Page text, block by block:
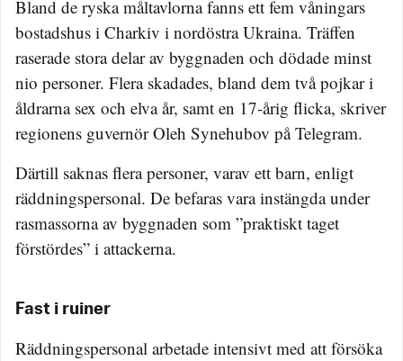
Bland de ryska måltavlorna fanns ett fem våningars
bostadshus i Charkiv i nordöstra Ukraina. Träffen
raserade stora delar av byggnaden och dödade minst
nio personer. Flera skadades, bland dem två pojkar i
åldrarna sex och elva år, samt en 17-årig flicka, skriver
regionens guvernör Oleh Synehubov på Telegram.
Därtill saknas flera personer, varav ett barn, enligt
räddningspersonal. De befaras vara instängda under
rasmassorna av byggnaden som ”praktiskt taget
förstördes” i attackerna.
Fast i ruiner
Räddningspersonal arbetade intensivt med att försöka